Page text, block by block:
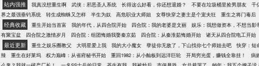
站内强推 我真没想重生啊 武侠：邪恶圣人系统 长得这么好看，你还想退婚？ 不要在垃圾桶里捡男朋友 千
界之最强垂钓系统
转生成蜘蛛又怎样 半生为奴 高危职业大师姐 女尊快穿之妻主是个宠夫狂 重生之将门毒后
经典收藏 重生开始当首富 我的年代，从四合院开始 四合院：我的老婆是文丽 娱乐：我想做资本，不想当影
有聚宝盆
四合院之激情岁月 四合院：组团悔婚我娶秦京茹 四合院：从秦淮茹悔婚开始 诸天从四合院电工开始
最近更新 重生之娱乐圈教父 大明星爱上我 我的大小魔女 孽徒你无敌了，下山找你七个师姐去吧 快穿：短
辣
重生在好莱坞 权力巅峰：从省府秘书开始 重回1982：从小舢板到远洋巨轮 开局穷光蛋，赚钱全靠挂！ 病